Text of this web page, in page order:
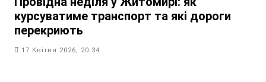
курсуватиме транспорт та які дороги
перекриють
17 Квітня 2026, 20:34